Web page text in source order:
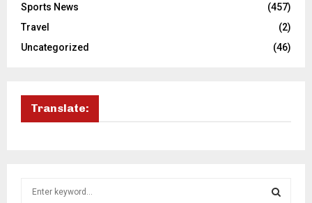
Sports News
(457)
Travel
(2)
Uncategorized
(46)
Translate: